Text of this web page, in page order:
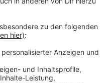
Weiherdamm ihre
ihr textiles
Jahre alten Webstuhl,
des Museums. Auch
ist geöffnet seine
allerlei Kreatives für